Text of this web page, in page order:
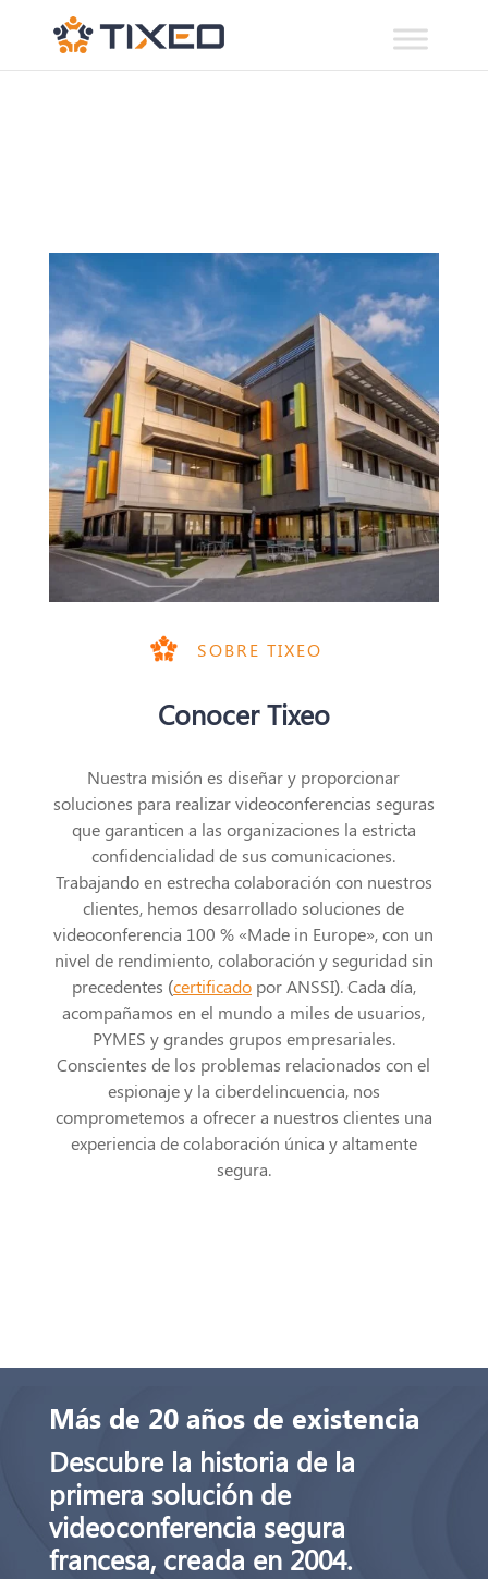
SOBRE TIXEO
Conocer Tixeo
Nuestra misión es diseñar y proporcionar
soluciones para realizar videoconferencias seguras
que garanticen a las organizaciones la estricta
confidencialidad de sus comunicaciones.
Trabajando en estrecha colaboración con nuestros
clientes, hemos desarrollado soluciones de
videoconferencia 100 % «Made in Europe», con un
nivel de rendimiento, colaboración y seguridad sin
precedentes (certificado por ANSSI). Cada día,
acompañamos en el mundo a miles de usuarios,
PYMES y grandes grupos empresariales.
Conscientes de los problemas relacionados con el
espionaje y la ciberdelincuencia, nos
comprometemos a ofrecer a nuestros clientes una
experiencia de colaboración única y altamente
segura.
Más de 20 años de existencia
Descubre la historia de la
primera solución de
videoconferencia segura
francesa, creada en 2004.